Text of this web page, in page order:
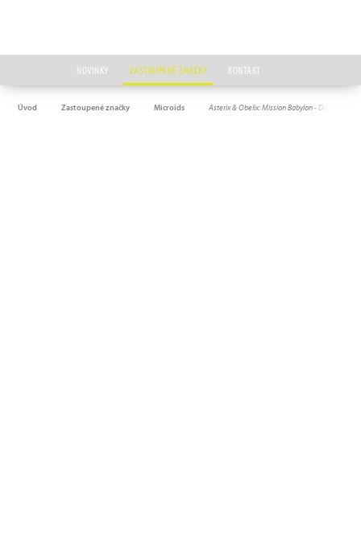
NOVINKY ZASTOUPENÉ ZNAČKY KONTAKT
Úvod Zastoupené značky Microids Asterix & Obelix: Mission Babylon - Day One…